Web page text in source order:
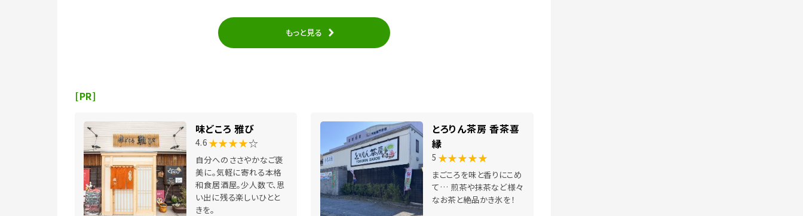
もっと見る
[PR]
味どころ 雅び
4.6 ★★★★☆
自分へのささやかなご褒
美に。気軽に寄れる本格
和食居酒屋。少人数で、思
い出に残る楽しいひとと
きを。
とろりん茶房 香茶喜
縁
5 ★★★★★
まごころを味と香りにこめ
て… 煎茶や抹茶など様々
なお茶と絶品かき氷を！